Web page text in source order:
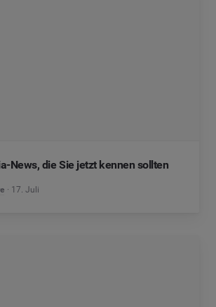
News, die Sie jetzt kennen sollten
17. Juli